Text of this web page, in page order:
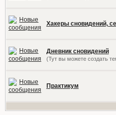
Хакеры сновидений,
Дневник сновидений
(Тут вы можете создать
Практикум